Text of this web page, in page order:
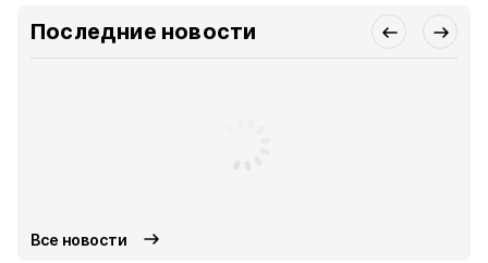
Последние новости
Все новости